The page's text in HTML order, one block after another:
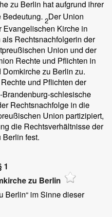
zu Berlin hat aufgrund ihrer
2Der Union
Kirche in
Rechtsnachfolgerin der
Union und der
Rechte und Pflichten in
zu Berlin zu.
und Pflichten der
schlesische
Rechtsnachfolge in die
Union partizipiert,
die Rechtsverhältnisse der
Berlin fest.
1
zu Berlin
Berlin“ im Sinne dieser